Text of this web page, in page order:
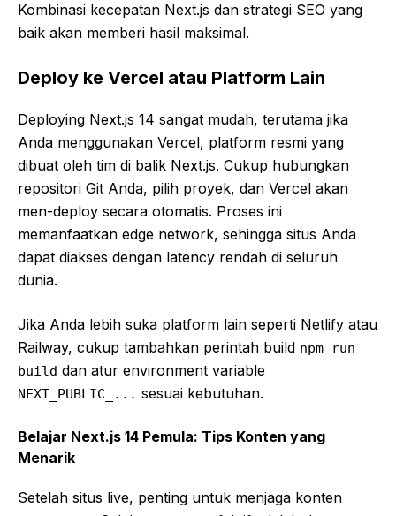
Kombinasi kecepatan Next.js dan strategi SEO yang
baik akan memberi hasil maksimal.
Deploy ke Vercel atau Platform Lain
Deploying Next.js 14 sangat mudah, terutama jika
Anda menggunakan Vercel, platform resmi yang
dibuat oleh tim di balik Next.js. Cukup hubungkan
repositori Git Anda, pilih proyek, dan Vercel akan
men-deploy secara otomatis. Proses ini
memanfaatkan edge network, sehingga situs Anda
dapat diakses dengan latency rendah di seluruh
dunia.
Jika Anda lebih suka platform lain seperti Netlify atau
Railway, cukup tambahkan perintah build npm run
build dan atur environment variable
NEXT_PUBLIC_... sesuai kebutuhan.
Belajar Next.js 14 Pemula: Tips Konten yang
Menarik
Setelah situs live, penting untuk menjaga konten